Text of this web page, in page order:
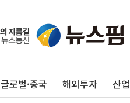
글로벌·중국 해외투자 산업